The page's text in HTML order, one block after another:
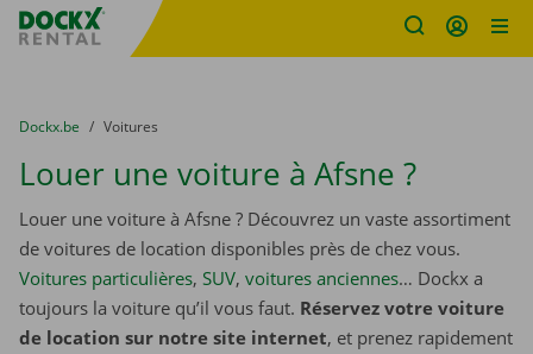
sitename
You are here:
du
Dockx.be to
Voitures
Louer une voiture à Afsne ?
Louer une voiture à Afsne ? Découvrez un vaste assortiment
de voitures de location disponibles près de chez vous.
Voitures particulières, SUV, voitures anciennes… Dockx a
toujours la voiture qu’il vous faut. Réservez votre voiture
de location sur notre site internet, et prenez rapidement